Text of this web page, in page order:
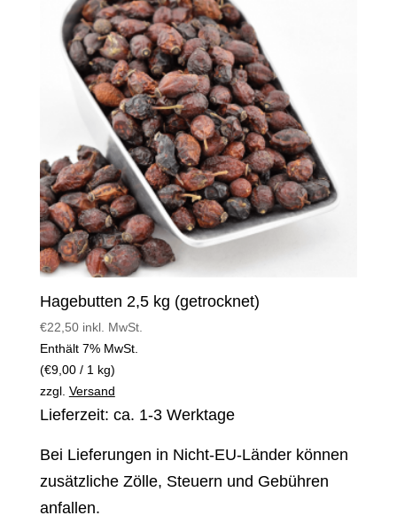
Hagebutten 2,5 kg (getrocknet)
€22,50 inkl. MwSt.
Enthält 7% MwSt.
(€9,00/ 1 kg)
zzgl. Versand
Lieferzeit: ca. 1-3 Werktage
Bei Lieferungen in Nicht-EU-Länder können
zusätzliche Zölle, Steuern und Gebühren
anfallen.